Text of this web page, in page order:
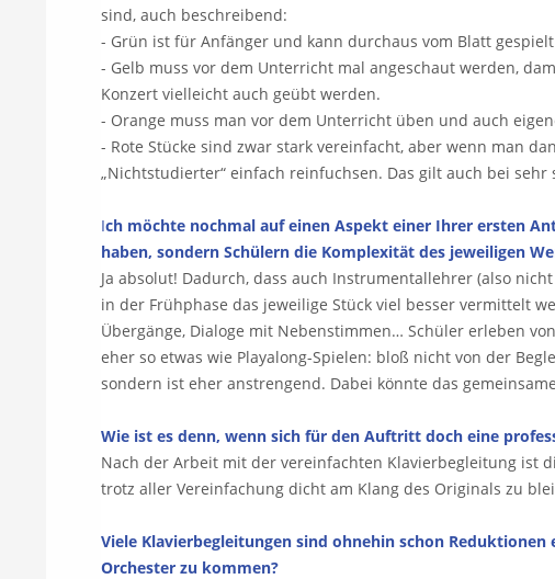
sind, auch beschreibend:
- Grün ist für Anfänger und kann durchaus vom Blatt
- Gelb muss vor dem Unterricht mal angeschaut werden,
Konzert vielleicht auch geübt werden.
- Orange muss man vor dem Unterricht üben und auch
- Rote Stücke sind zwar stark vereinfacht, aber wenn man
„Nichtstudierter“ einfach reinfuchsen. Das gilt auch bei
Ich möchte nochmal auf einen Aspekt einer Ihrer ersten
haben, sondern Schülern die Komplexität des jeweiligen
Ja absolut! Dadurch, dass auch Instrumentallehrer (also
in der Frühphase das jeweilige Stück viel besser vermittelt
Übergänge, Dialoge mit Nebenstimmen… Schüler erleben
eher so etwas wie Playalong-Spielen: bloß nicht von der
sondern ist eher anstrengend. Dabei könnte das
Wie ist es denn, wenn sich für den Auftritt doch eine
Nach der Arbeit mit der vereinfachten Klavierbegleitung ist
trotz aller Vereinfachung dicht am Klang des Originals zu
Viele Klavierbegleitungen sind ohnehin schon
Orchester zu kommen?